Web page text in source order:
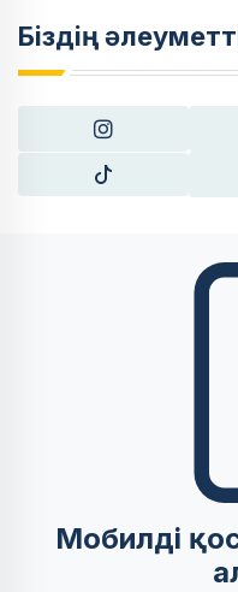
Біздің
Мобилді